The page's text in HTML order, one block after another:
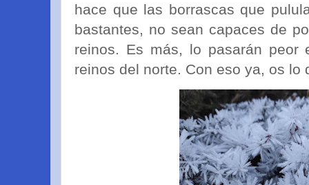
hace que las borrascas que
bastantes, no sean capaces de
reinos. Es más, lo pasarán peor
reinos del norte. Con eso ya, os lo